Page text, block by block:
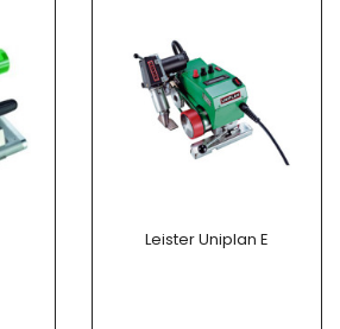
Leister Uniplan E